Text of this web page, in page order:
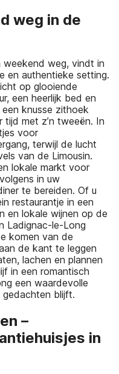
weg in de
weg, vindt in
en authentieke setting.
op glooiende
een heerlijk bed en
knusse zithoek
met z’n tweeën. In
voor
terwijl de lucht
van de Limousin.
lokale markt voor
in uw
te bereiden. Of u
restaurantje in een
en lokale wijnen op de
Ladignac-le-Long
komen van de
de kant te leggen
lachen en plannen
in een romantisch
een waardevolle
gedachten blijft.
–
in